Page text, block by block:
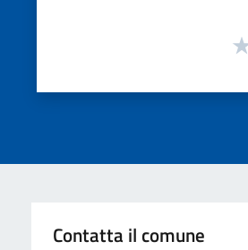
Contatta il comune